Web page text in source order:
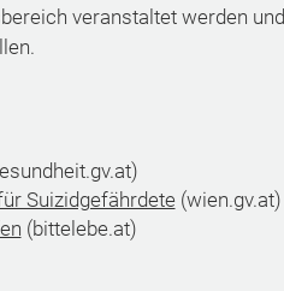
veranstaltet werden und
Suizidgefährdete(wien.gv.at)
(bittelebe.at)